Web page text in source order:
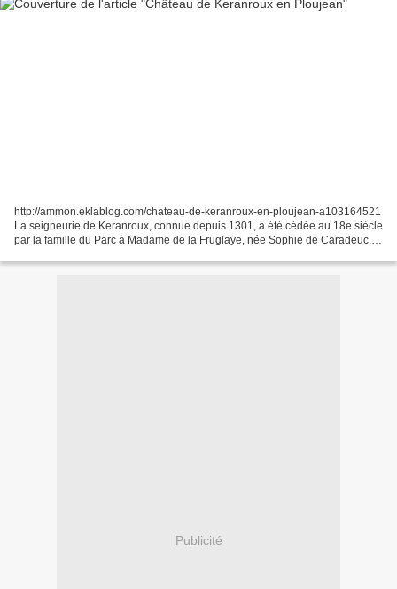
http://ammon.eklablog.com/chateau-de-keranroux-en-ploujean-a103164521
La seigneurie de Keranroux, connue depuis 1301, a été cédée au 18e siècle
par la famille du Parc à Madame de la Fruglaye, née Sophie de Caradeuc,
Publicité